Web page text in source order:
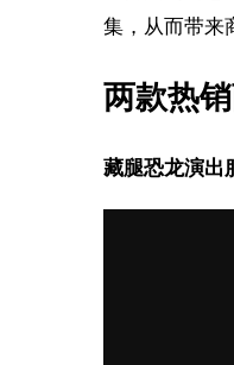
集，从而带来
两款热
藏腿恐龙演出